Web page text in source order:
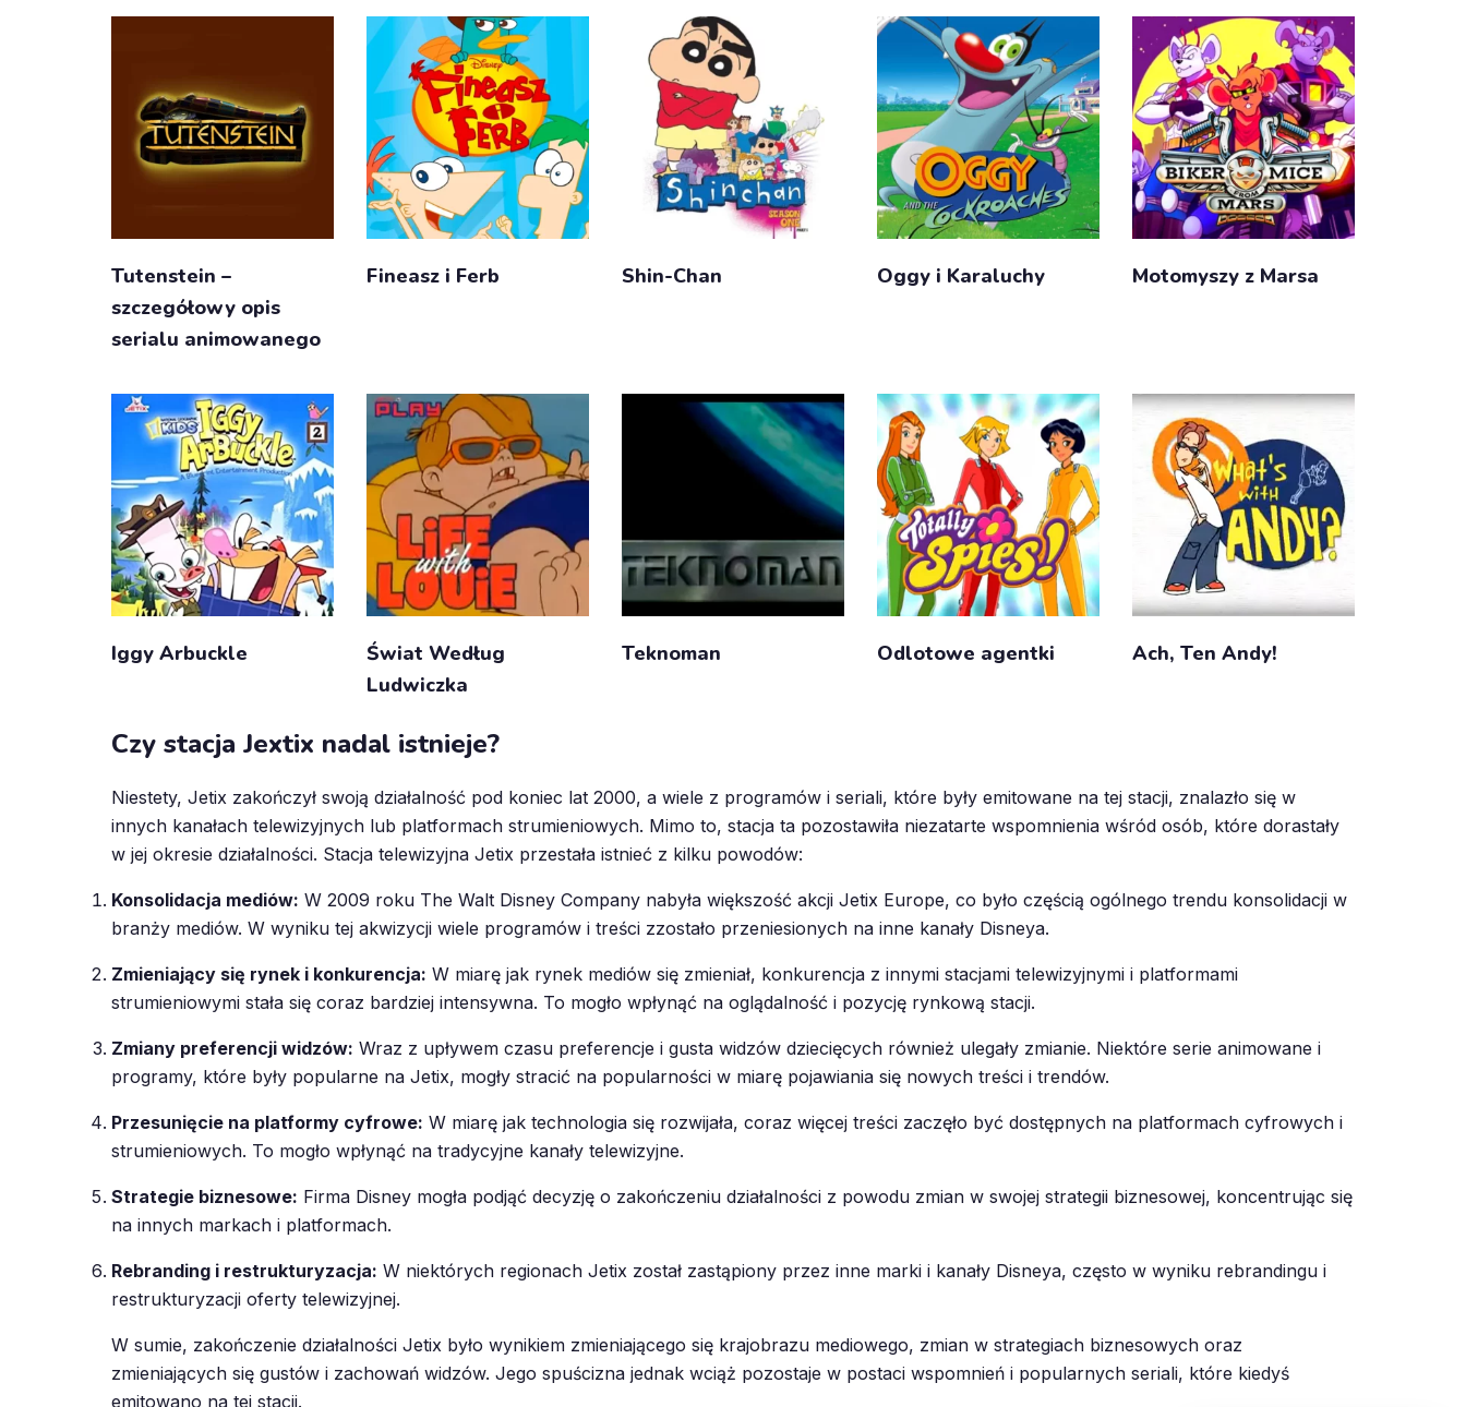
Tutenstein –
szczegółowy opis
serialu animowanego
Fineasz i Ferb Shin-Chan Oggy i Karaluchy Motomyszy z Marsa
Iggy Arbuckle
Świat Według
Ludwiczka
Teknoman Odlotowe agentki Ach, Ten Andy!
Czy stacja Jextix nadal istnieje?
Niestety, Jetix zakończył swoją działalność pod koniec lat 2000, a wiele z programów i seriali, które były emitowane na tej stacji, znalazło się w
innych kanałach telewizyjnych lub platformach strumieniowych. Mimo to, stacja ta pozostawiła niezatarte wspomnienia wśród osób, które dorastały
w jej okresie działalności. Stacja telewizyjna Jetix przestała istnieć z kilku powodów:
Konsolidacja mediów: W 2009 roku The Walt Disney Company nabyła większość akcji Jetix Europe, co było częścią ogólnego trendu konsolidacji w
branży mediów. W wyniku tej akwizycji wiele programów i treści zzostało przeniesionych na inne kanały Disneya.
Zmieniający się rynek i konkurencja: W miarę jak rynek mediów się zmieniał, konkurencja z innymi stacjami telewizyjnymi i platformami
strumieniowymi stała się coraz bardziej intensywna. To mogło wpłynąć na oglądalność i pozycję rynkową stacji.
Zmiany preferencji widzów: Wraz z upływem czasu preferencje i gusta widzów dziecięcych również ulegały zmianie. Niektóre serie animowane i
programy, które były popularne na Jetix, mogły stracić na popularności w miarę pojawiania się nowych treści i trendów.
Przesunięcie na platformy cyfrowe: W miarę jak technologia się rozwijała, coraz więcej treści zaczęło być dostępnych na platformach cyfrowych i
strumieniowych. To mogło wpłynąć na tradycyjne kanały telewizyjne.
Strategie biznesowe: Firma Disney mogła podjąć decyzję o zakończeniu działalności z powodu zmian w swojej strategii biznesowej, koncentrując się
na innych markach i platformach.
Rebranding i restrukturyzacja: W niektórych regionach Jetix został zastąpiony przez inne marki i kanały Disneya, często w wyniku rebrandingu i
restrukturyzacji oferty telewizyjnej.
W sumie, zakończenie działalności Jetix było wynikiem zmieniającego się krajobrazu mediowego, zmian w strategiach biznesowych oraz
zmieniających się gustów i zachowań widzów. Jego spuścizna jednak wciąż pozostaje w postaci wspomnień i popularnych seriali, które kiedyś
emitowano na tej stacji.